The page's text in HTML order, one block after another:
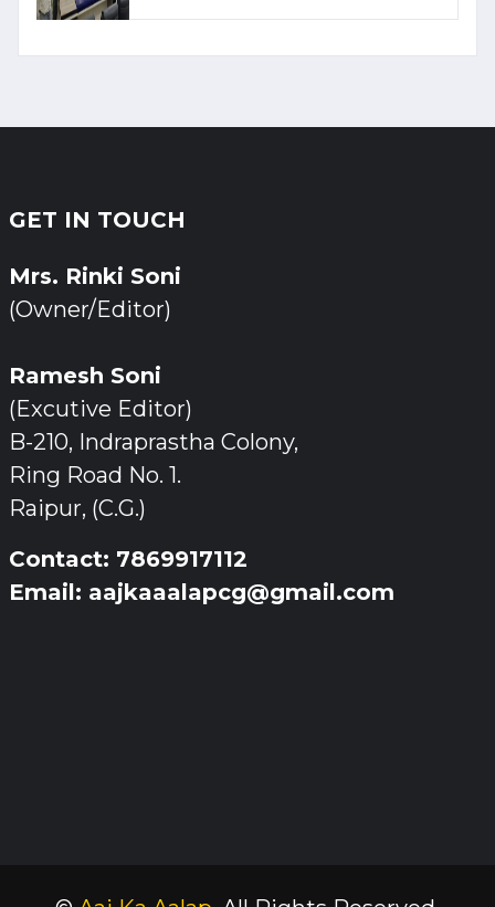
GET IN TOUCH
Mrs. Rinki Soni
(Owner/Editor)
Ramesh Soni
(Excutive Editor)
B-210, Indraprastha Colony,
Ring Road No. 1.
Raipur, (C.G.)
Contact: 7869917112
Email: aajkaaalapcg@gmail.com